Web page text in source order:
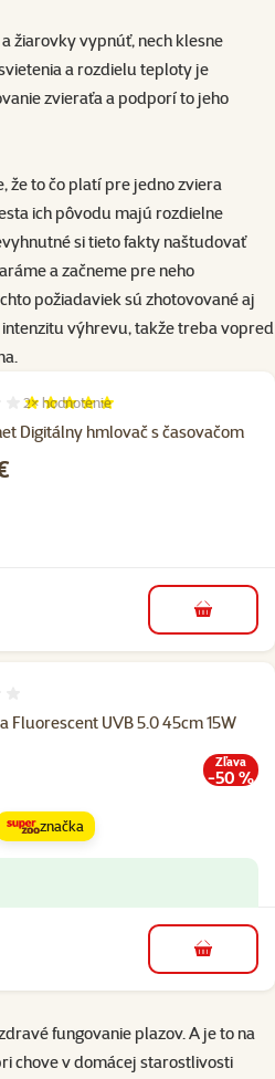
žiarovky vypnúť, nech klesne
a rozdielu teploty je
zvieraťa a podporí to jeho
že to čo platí pre jedno zviera
ich pôvodu majú rozdielne
si tieto fakty naštudovať
a začneme pre neho
požiadaviek sú zhotovované aj
výhrevu, takže treba vopred
Digitálny hmlovač s časovačom
100%, počet hodnotení: 2
2× hodnotenie
do košíka
Fluorescent UVB 5.0 45cm 15W
Zľava
-50 %
značka
do košíka
fungovanie plazov. A je to na
chove v domácej starostlivosti